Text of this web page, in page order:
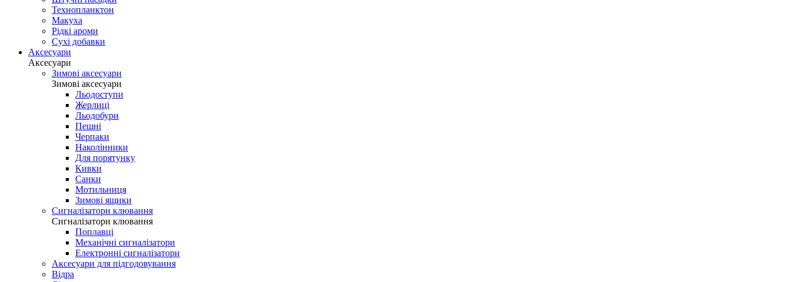
Технопланктон
Макуха
Рідкі ароми
Сухі добавки
Аксесуари
Аксесуари
Зимові аксесуари
Зимові аксесуари
Льодоступи
Жерлиці
Льодобури
Пешні
Черпаки
Наколінники
Для порятунку
Кивки
Санки
Мотильниця
Зимові ящики
Сигналізатори клювання
Сигналізатори клювання
Поплавці
Механічні сигналізатори
Електронні сигналізатори
Аксесуари для підгодовування
Відра